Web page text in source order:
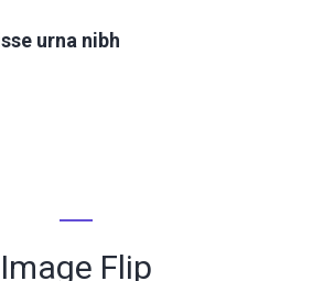
urna nibh
Image Flip